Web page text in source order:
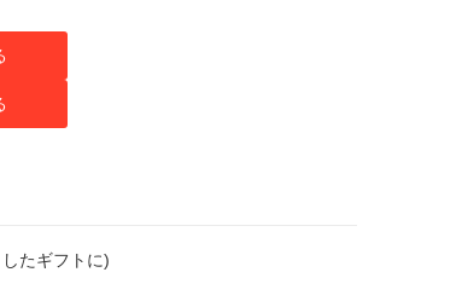
したギフトに)